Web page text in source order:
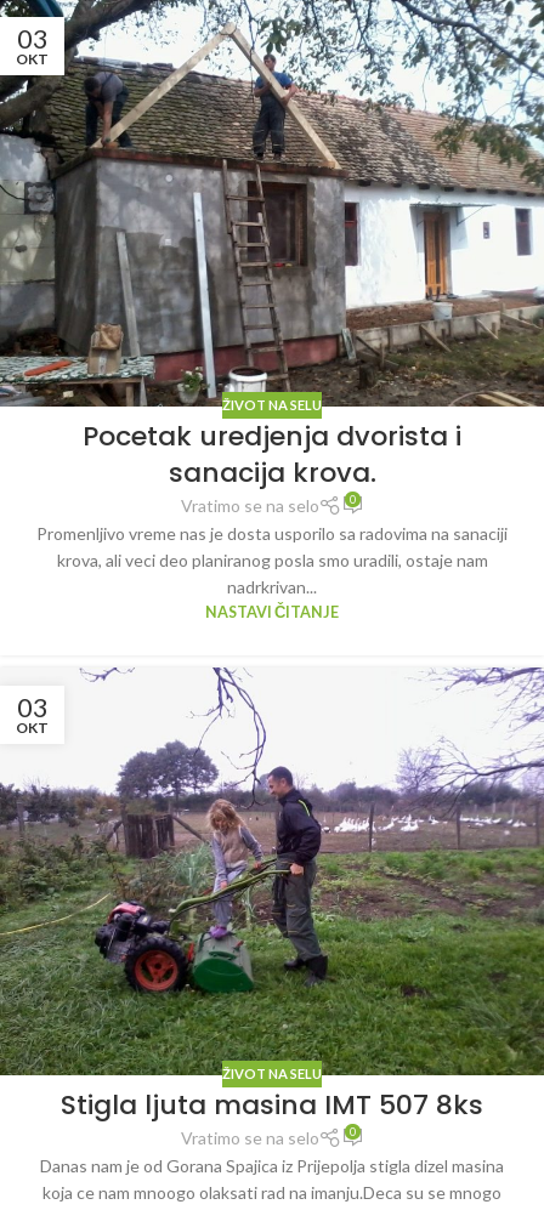
03
OKT
ŽIVOT NA SELU
Pocetak uredjenja dvorista i
sanacija krova.
Vratimo se na selo 0
Promenljivo vreme nas je dosta usporilo sa radovima na sanaciji
krova, ali veci deo planiranog posla smo uradili, ostaje nam
nadrkrivan...
NASTAVI ČITANJE
03
OKT
ŽIVOT NA SELU
Stigla ljuta masina IMT 507 8ks
Vratimo se na selo 0
Danas nam je od Gorana Spajica iz Prijepolja stigla dizel masina
koja ce nam mnoogo olaksati rad na imanju.Deca su se mnogo